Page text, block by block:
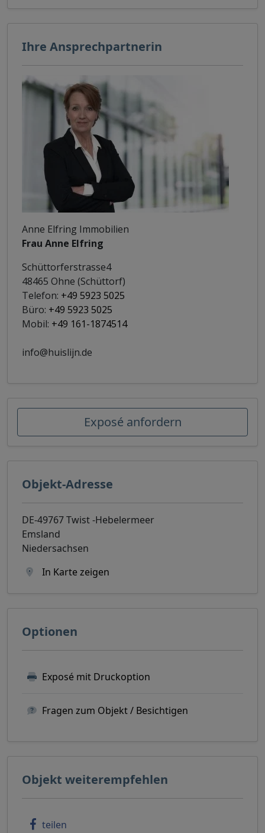
Ihre Ansprechpartnerin
Anne Elfring Immobilien
Frau Anne Elfring
Schüttorferstrasse4
48465 Ohne (Schüttorf)
Telefon: +49 5923 5025
Büro: +49 5923 5025
Mobil: +49 161-1874514
info@huislijn.de
Exposé anfordern
Objekt-Adresse
DE-49767 Twist -Hebelermeer
Emsland
Niedersachsen
In Karte zeigen
Optionen
Exposé mit Druckoption
Fragen zum Objekt / Besichtigen
Objekt weiterempfehlen
teilen